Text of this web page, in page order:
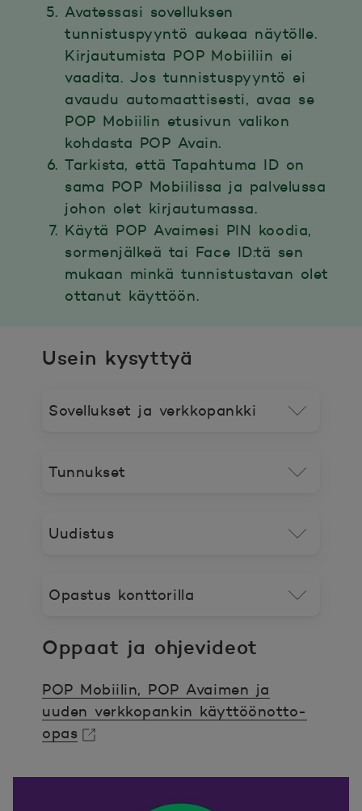
Avatessasi sovelluksen
tunnistuspyyntö aukeaa näytölle.
Kirjautumista POP Mobiiliin ei
vaadita. Jos tunnistuspyyntö ei
avaudu automaattisesti, avaa se
POP Mobiilin etusivun valikon
kohdasta POP Avain.
Tarkista, että Tapahtuma ID on
sama POP Mobiilissa ja palvelussa
johon olet kirjautumassa.
Käytä POP Avaimesi PIN koodia,
sormenjälkeä tai Face ID:tä sen
mukaan minkä tunnistustavan olet
ottanut käyttöön.
Usein kysyttyä
Sovellukset ja verkkopankki
Tunnukset
Uudistus
Opastus konttorilla
Oppaat ja ohjevideot
POP Mobiilin, POP Avaimen ja
uuden verkkopankin käyttöönotto-
opas